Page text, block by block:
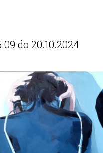
do 20.10.2024